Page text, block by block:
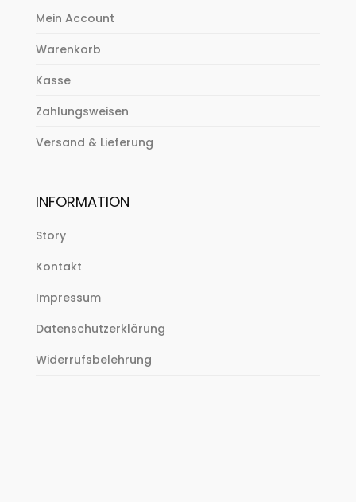
Mein Account
Warenkorb
Kasse
Zahlungsweisen
Versand & Lieferung
INFORMATION
Story
Kontakt
Impressum
Datenschutzerklärung
Widerrufsbelehrung